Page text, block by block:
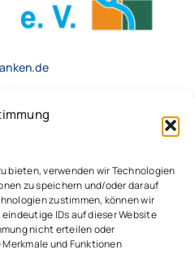
bieten, verwenden wir Technologien
zu speichern und/oder darauf
zustimmen, können wir
IDs auf dieser Website
nicht erteilen oder
und Funktionen